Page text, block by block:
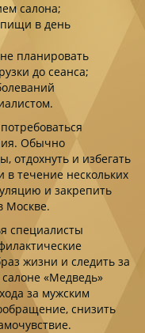
салона;
пищи в день
планировать
до сеанса;
Обычно
отдохнуть и избегать
в течение нескольких
и закрепить
Москве.
специалисты
жизни и следить за
«Медведь»
за мужским
снизить